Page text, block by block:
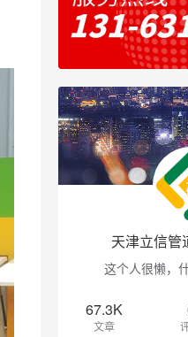
这个人很懒，
67.3K
文章